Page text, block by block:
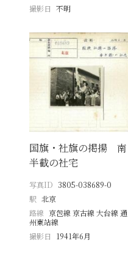
撮影日
不明
国旗・社旗の掲揚 南
半截の社宅
写真ID 3805-038689-0
駅 北京
路線 京包線 京古線 大台線 通
州東站線
撮影日
1941年6月